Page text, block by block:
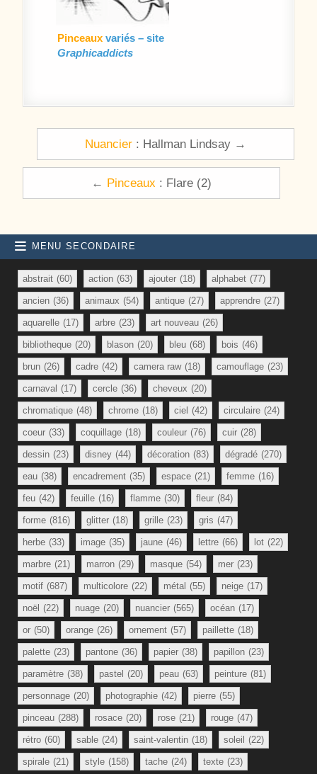
Pinceaux variés – site
Graphicaddicts
Navigation de l’article
Nuancier : Hallman Lindsay →
← Pinceaux : Flare (2)
MENU SECONDAIRE
abstrait (60) action (63) ajouter (18) alphabet (77)
ancien (36) animaux (54) antique (27) apprendre (27)
aquarelle (17) arbre (23) art nouveau (26)
bibliotheque (20) blason (20) bleu (68) bois (46)
brun (26) cadre (42) camera raw (18) camouflage (23)
carnaval (17) cercle (36) cheveux (20)
chromatique (48) chrome (18) ciel (42) circulaire (24)
coeur (33) coquillage (18) couleur (76) cuir (28)
dessin (23) disney (44) décoration (83) dégradé (270)
eau (38) encadrement (35) espace (21) femme (16)
feu (42) feuille (16) flamme (30) fleur (84)
forme (816) glitter (18) grille (23) gris (47)
herbe (33) image (35) jaune (46) lettre (66) lot (22)
marbre (21) marron (29) masque (54) mer (23)
motif (687) multicolore (22) métal (55) neige (17)
noël (22) nuage (20) nuancier (565) océan (17)
or (50) orange (26) ornement (57) paillette (18)
palette (23) pantone (36) papier (38) papillon (23)
paramètre (38) pastel (20) peau (63) peinture (81)
personnage (20) photographie (42) pierre (55)
pinceau (288) rosace (20) rose (21) rouge (47)
rétro (60) sable (24) saint-valentin (18) soleil (22)
spirale (21) style (158) tache (24) texte (23)